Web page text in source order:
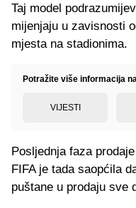
Taj model
mijenjaju u zavisnosti
mjesta na stadionima.
Potražite više informacija
VIJESTI
Posljednja faza
FIFA je tada saopćila
puštane u prodaju sve